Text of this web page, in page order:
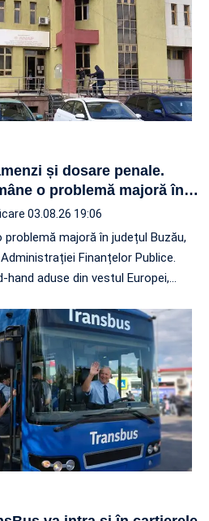
și dosare penale.
o problemă majoră în…
03.08.26 19:06
majoră în județul Buzău,
Finanțelor Publice.
aduse din vestul Europei,…